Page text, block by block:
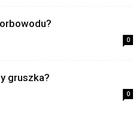
0
gruszka?
0